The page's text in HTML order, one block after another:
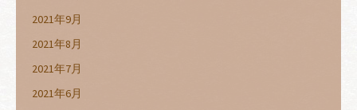
2021年9月
2021年8月
2021年7月
2021年6月